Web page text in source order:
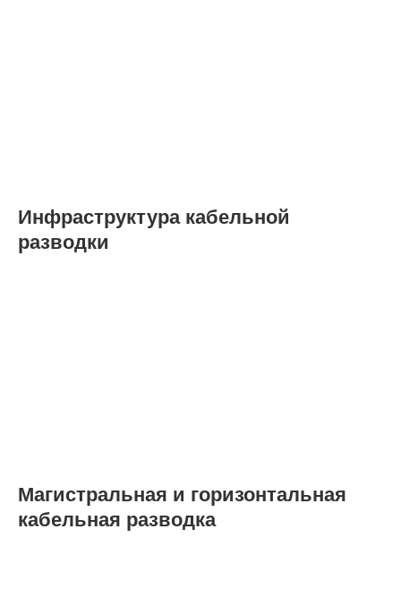
Инфраструктура кабельной
разводки
Магистральная и горизонтальная
кабельная разводка